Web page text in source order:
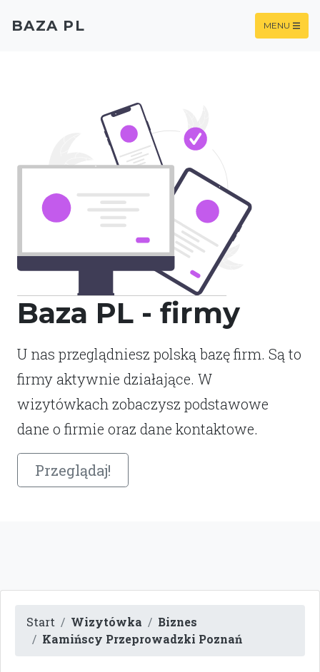
Baza PL - firmy
U nas przeglądniesz polską bazę firm. Są to
firmy aktywnie działające. W
wizytówkach zobaczysz podstawowe
dane o firmie oraz dane kontaktowe.
Przeglądaj!
BAZA PL MENU
Start Wizytówka
Biznes
Kamińscy Przeprowadzki Poznań